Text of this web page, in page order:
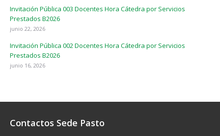
Invitación Pública 003 Docentes Hora Cátedra por Servicios
Prestados B2026
junio 22, 2026
Invitación Pública 002 Docentes Hora Cátedra por Servicios
Prestados B2026
junio 16, 2026
Contactos Sede Pasto